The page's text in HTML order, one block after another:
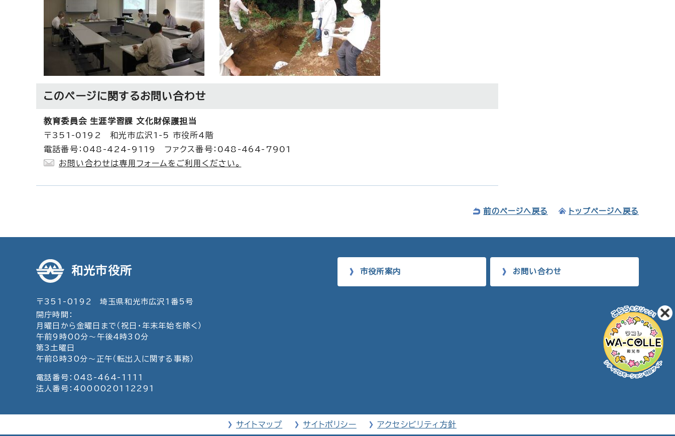
このページに関するお問い合わせ
教育委員会 生涯学習課 文化財保護担当
〒351-0192 和光市広沢1-5 市役所4階
電話番号：048-424-9119 ファクス番号：048-464-7901
お問い合わせは専用フォームをご利用ください。
前のページへ戻る トップページへ戻る
和光市役所
〒351-0192 埼玉県和光市広沢1番5号
開庁時間：
月曜日から金曜日まで（祝日・年末年始を除く）
午前9時00分～午後4時30分
第3土曜日
午前8時30分～正午（転出入に関する事務）
電話番号：048-464-1111
法人番号：4000020112291
市役所案内 お問い合わせ
サイトマップ サイトポリシー アクセシビリティ方針